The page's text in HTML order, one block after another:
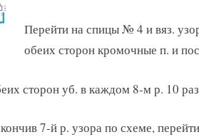
Перейти на спицы № 4 и вяз.
обеих сторон кромочные п. и
сторон уб. в каждом 8-м р. 10
7-й р. узора по схеме,